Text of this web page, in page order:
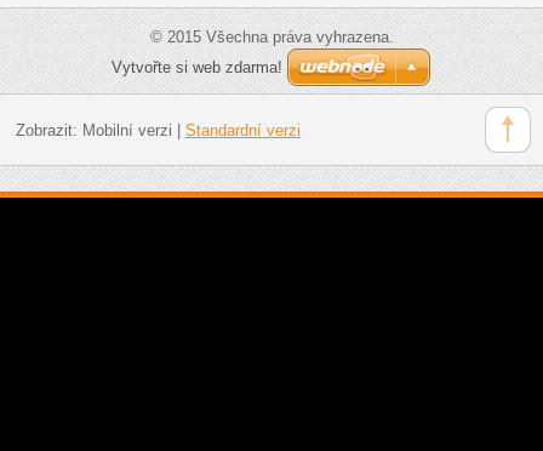
© 2015 Všechna práva vyhrazena.
Vytvořte si web zdarma!
Zobrazit: Mobilní verzi Standardní verzi